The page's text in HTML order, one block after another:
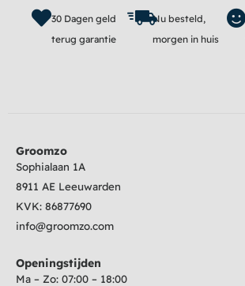
30 Dagen geld
terug garantie
Nu besteld,
morgen in huis
Groomzo
Sophialaan 1A
8911 AE Leeuwarden
KVK: 86877690
info@groomzo.com
Openingstijden
Ma – Zo: 07:00 – 18:00